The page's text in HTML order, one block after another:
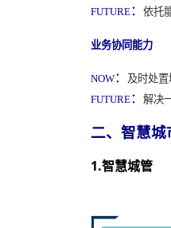
FUTURE ： 依托
业务协同能力
NOW ： 及时处
FUTURE ： 解决
二、智慧
1.智慧城管